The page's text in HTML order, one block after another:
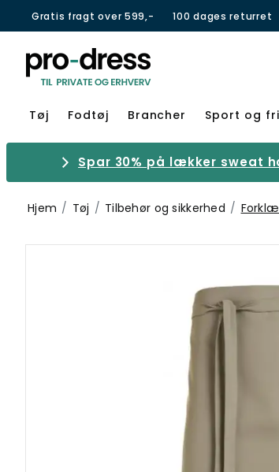
Gratis fragt over 599,- 100 dages returret
Tøj Fodtøj Brancher Sport og
Spar 30% på lækker sweat
Hjem Tøj Tilbehør og sikkerhed